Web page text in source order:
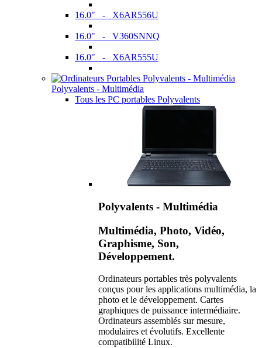
16.0" - X6AR556U
16.0" - V360SNNQ
16.0" - X6AR555U
Polyvalents - Multimédia
Tous les PC portables Polyvalents
Polyvalents - Multimédia
Multimédia, Photo, Vidéo,
Graphisme, Son,
Développement.
Ordinateurs portables très polyvalents
conçus pour les applications multimédia, la
photo et le développement. Cartes
graphiques de puissance intermédiaire.
Ordinateurs assemblés sur mesure,
modulaires et évolutifs. Excellente
compatibilité Linux.